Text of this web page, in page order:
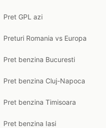
Pret GPL azi
Preturi Romania vs Europa
Pret benzina Bucuresti
Pret benzina Cluj-Napoca
Pret benzina Timisoara
Pret benzina Iasi